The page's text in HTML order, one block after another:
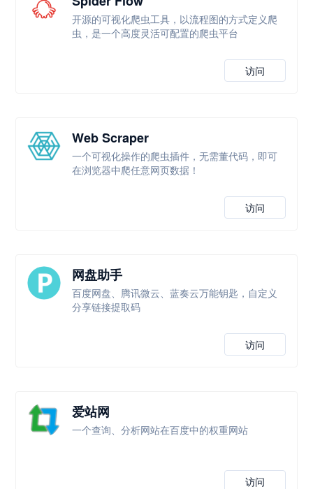
开源的可视化爬虫工具，以流程图的方式定义爬
虫，是一个高度灵活可配置的爬虫平台
访问
Web Scraper
一个可视化操作的爬虫插件，无需董代码，即可
在浏览器中爬任意网页数据！
访问
网盘助手
百度网盘、腾讯微云、蓝奏云万能钥匙，自定义
分享链接提取码
访问
爱站网
一个查询、分析网站在百度中的权重网站
访问